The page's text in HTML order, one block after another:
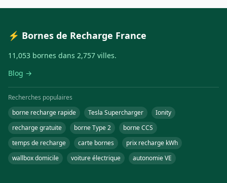
⚡ Bornes de Recharge France
11,053 bornes dans 2,757 villes.
Blog →
Recherches populaires
borne recharge rapide
Tesla Supercharger
Ionity
recharge gratuite
borne Type 2
borne CCS
temps de recharge
carte bornes
prix recharge kWh
wallbox domicile
voiture électrique autonomie VE